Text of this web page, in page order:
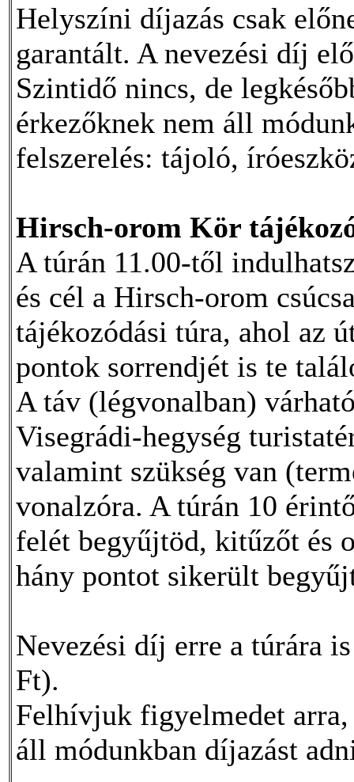
Helyszíni díjazás csak
garantált. A nevezési díj
Szintidő nincs, de
érkezőknek nem áll
felszerelés: tájoló,
Hirsch-orom Kör
A túrán 11.00-től
és cél a Hirsch-orom
tájékozódási túra, ahol az
pontok sorrendjét is te
A táv (légvonalban)
Visegrádi-hegység
valamint szükség van
vonalzóra. A túrán 10
felét begyűjtöd, kitűzőt és
hány pontot sikerült
Nevezési díj erre a túrára
Ft).
Felhívjuk figyelmedet
áll módunkban díjazást